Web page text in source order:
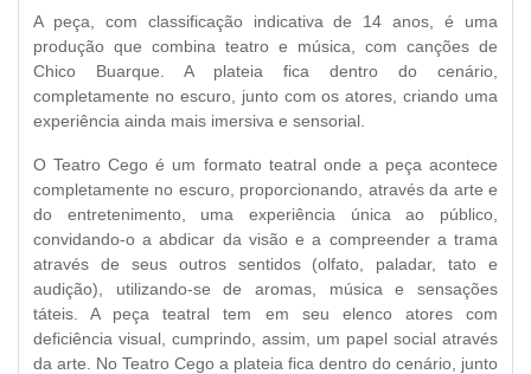
A peça, com classificação indicativa de 14 anos, é uma
produção que combina teatro e música, com canções de
Chico Buarque. A plateia fica dentro do cenário,
completamente no escuro, junto com os atores, criando uma
experiência ainda mais imersiva e sensorial.
O Teatro Cego é um formato teatral onde a peça acontece
completamente no escuro, proporcionando, através da arte e
do entretenimento, uma experiência única ao público,
convidando-o a abdicar da visão e a compreender a trama
através de seus outros sentidos (olfato, paladar, tato e
audição), utilizando-se de aromas, música e sensações
táteis. A peça teatral tem em seu elenco atores com
deficiência visual, cumprindo, assim, um papel social através
da arte. No Teatro Cego a plateia fica dentro do cenário, junto